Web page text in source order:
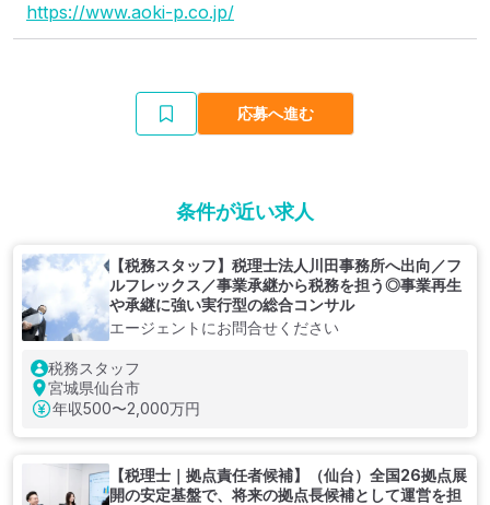
https://www.aoki-p.co.jp/
応募へ進む
条件が近い求人
【税務スタッフ】税理士法人川田事務所へ出向／フ
ルフレックス／事業承継から税務を担う◎事業再生
や承継に強い実行型の総合コンサル
エージェントにお問合せください
税務スタッフ
宮城県仙台市
年収500〜2,000万円
【税理士｜拠点責任者候補】（仙台）全国26拠点展
開の安定基盤で、将来の拠点長候補として運営を担